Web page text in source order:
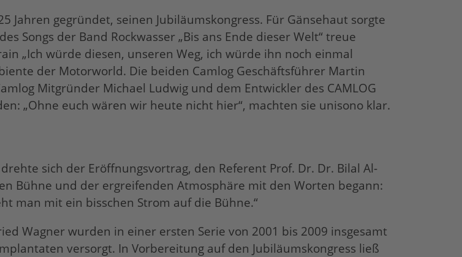
Jahren gegründet, seinen Jubiläumskongress. Für Gänsehaut sorgte
Songs der Band Rockwasser „Bis ans Ende dieser Welt“ treue
„Ich würde diesen, unseren Weg, ich würde ihn noch einmal
der Motorworld. Die beiden Camlog Geschäftsführer Martin
Mitgründer Michael Ludwig und dem Entwickler des CAMLOG
„Ohne euch wären wir heute nicht hier“, machten sie unisono klar.
sich der Eröffnungsvortrag, den Referent Prof. Dr. Dr. Bilal Al-
Bühne und der ergreifenden Atmosphäre mit den Worten begann:
man mit ein bisschen Strom auf die Bühne.“
Wagner wurden in einer ersten Serie von 2001 bis 2009 insgesamt
versorgt. In Vorbereitung auf den Jubiläumskongress ließ